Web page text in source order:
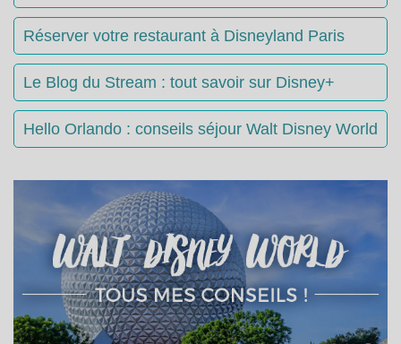
Réserver votre restaurant à Disneyland Paris
Le Blog du Stream : tout savoir sur Disney+
Hello Orlando : conseils séjour Walt Disney World